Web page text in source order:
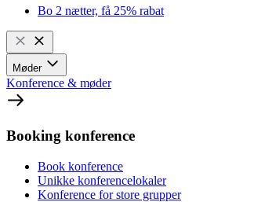
Bo 2 nætter, få 25% rabat
Møder
Konference & møder
Booking konference
Book konference
Unikke konferencelokaler
Konference for store grupper